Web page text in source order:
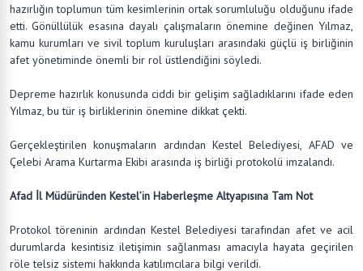
hazırlığın toplumun tüm kesimlerinin ortak sorumluluğu olduğunu ifade
etti. Gönüllülük esasına dayalı çalışmaların önemine değinen Yılmaz,
kamu kurumları ve sivil toplum kuruluşları arasındaki güçlü iş birliğinin
afet yönetiminde önemli bir rol üstlendiğini söyledi.
Depreme hazırlık konusunda ciddi bir gelişim sağladıklarını ifade eden
Yılmaz, bu tür iş birliklerinin önemine dikkat çekti.
Gerçekleştirilen konuşmaların ardından Kestel Belediyesi, AFAD ve
Çelebi Arama Kurtarma Ekibi arasında iş birliği protokolü imzalandı.
Afad İl Müdüründen Kestel’in Haberleşme Altyapısına Tam Not
Protokol töreninin ardından Kestel Belediyesi tarafından afet ve acil
durumlarda kesintisiz iletişimin sağlanması amacıyla hayata geçirilen
röle telsiz sistemi hakkında katılımcılara bilgi verildi.